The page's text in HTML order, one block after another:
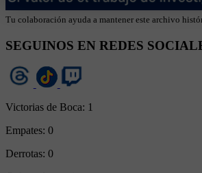
Tu colaboración ayuda a mantener este archivo
SEGUINOS EN REDES
Victorias de Boca: 1
Empates: 0
Derrotas: 0